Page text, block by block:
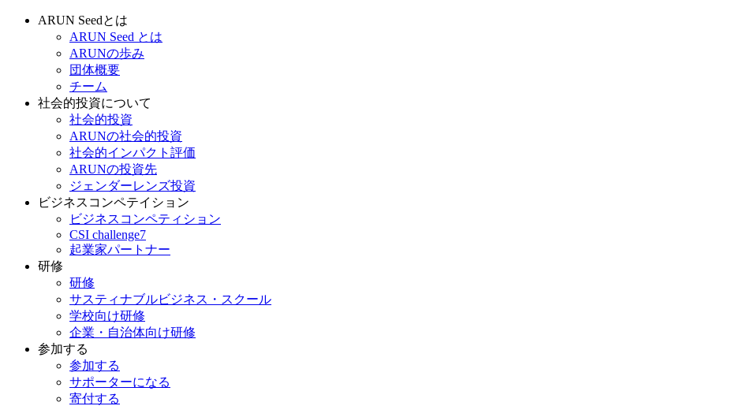
ARUN Seedとは
ARUN Seed とは
ARUNの歩み
団体概要
チーム
社会的投資について
社会的投資
ARUNの社会的投資
社会的インパクト評価
ARUNの投資先
ジェンダーレンズ投資
ビジネスコンペテイション
ビジネスコンペティション
CSI challenge7
起業家パートナー
研修
研修
サスティナブルビジネス・スクール
学校向け研修
企業・自治体向け研修
参加する
参加する
サポーターになる
寄付する